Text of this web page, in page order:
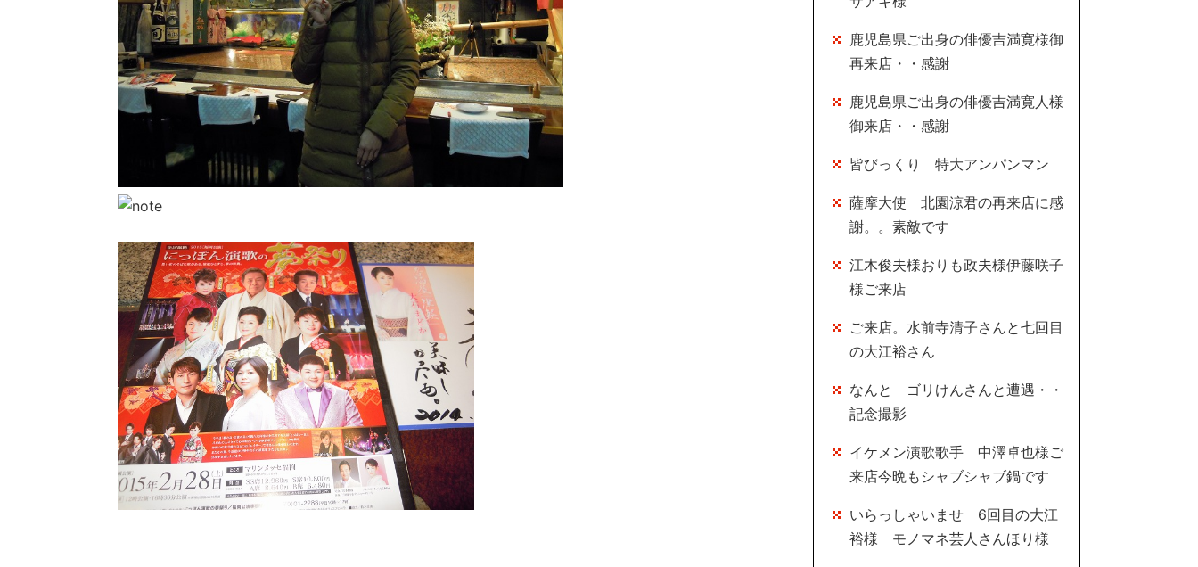
鹿児島県ご出身の俳優吉満寛様御
再来店・・感謝
鹿児島県ご出身の俳優吉満寛人様
御来店・・感謝
皆びっくり 特大アンパンマン
薩摩大使 北園涼君の再来店に感
謝。。素敵です
江木俊夫様おりも政夫様伊藤咲子
様ご来店
ご来店。水前寺清子さんと七回目
の大江裕さん
なんと ゴリけんさんと遭遇・・
記念撮影
イケメン演歌歌手 中澤卓也様ご
来店今晩もシャブシャブ鍋です
いらっしゃいませ 6回目の大江
裕様 モノマネ芸人さんほり様